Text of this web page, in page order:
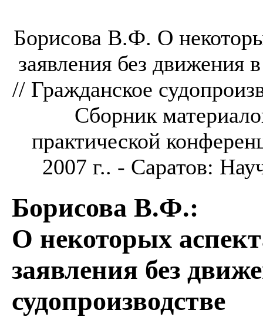
Борисова В.Ф. О
заявления без движения
// Гражданское
Сборник
практической
2007 г.. - Саратов:
Борисова В.Ф.:
О некоторых
заявления без
судопроизводстве